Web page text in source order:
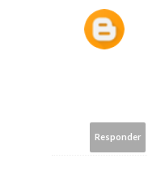
Responder